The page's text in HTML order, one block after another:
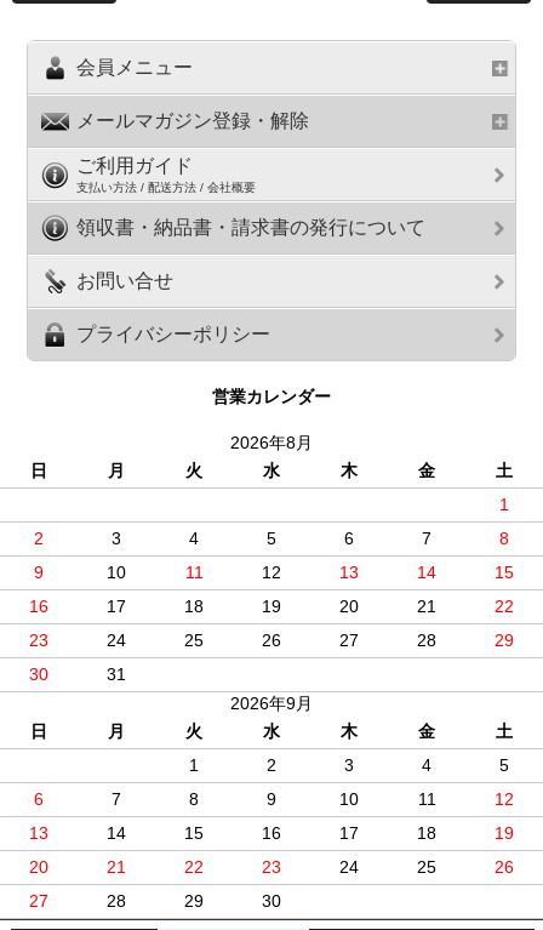
会員メニュー
メールマガジン登録・解除
ご利用ガイド
支払い方法 / 配送方法 / 会社概要
領収書・納品書・請求書の発行について
お問い合せ
プライバシーポリシー
営業カレンダー
2026年8月
日
月 火 水 木 金
土
1
2
3 4 5 6 7
8
9
10 11 12 13 14
15
16
17 18 19 20 21
22
23
24 25 26 27 28
29
30
31
2026年9月
日
月 火 水 木 金
土
1
2 3 4
5
6
7 8 9 10 11
12
13
14 15 16 17 18
19
20
21 22 23 24 25
26
27
28 29 30